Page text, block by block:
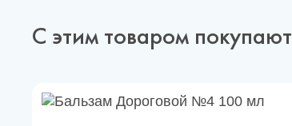
С этим товаром покупают